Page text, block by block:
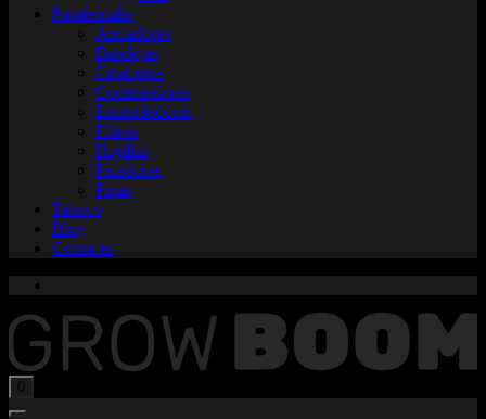
Parafernalia
Armadores
Bandejas
Ceniceros
Contenedores
Encendedores
Filtros
Hojillas
Picadores
Pipas
Tabaco
Blog
Contacto
0